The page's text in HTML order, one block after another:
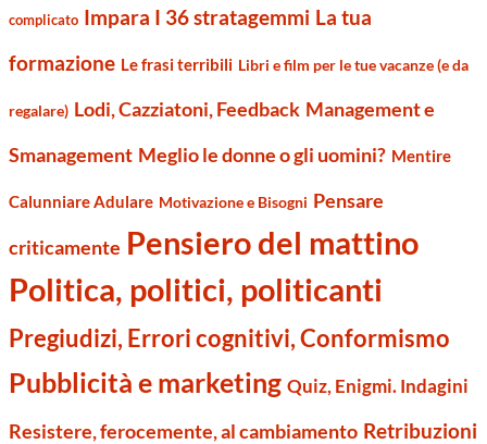
complicato Impara I 36 stratagemmi La tua
formazione Le frasi terribili Libri e film per le tue vacanze (e da
regalare) Lodi, Cazziatoni, Feedback Management e
Smanagement Meglio le donne o gli uomini? Mentire
Calunniare Adulare Motivazione e Bisogni Pensare
criticamente Pensiero del mattino
Politica, politici, politicanti
Pregiudizi, Errori cognitivi, Conformismo
Pubblicità e marketing Quiz, Enigmi. Indagini
Resistere, ferocemente, al cambiamento Retribuzioni